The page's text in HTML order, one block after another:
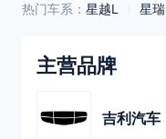
热门车系： 星越L 星瑞
主营品牌
吉利汽车